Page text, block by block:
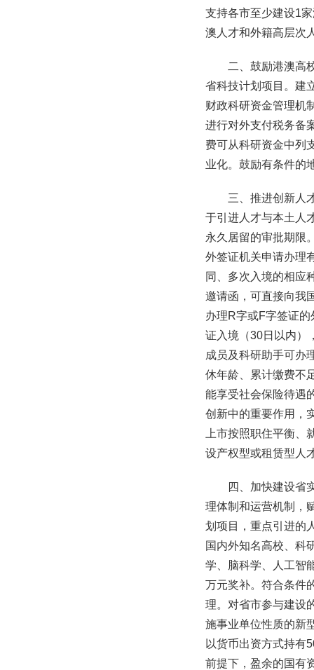
支持各市至少建设1
澳人才和外籍高层次
二、鼓励港澳高
省科技计划项目。建
财政科研资金管理机
进行对外支付税务备
费可从科研资金中列
业化。鼓励有条件的
三、推进创新人
于引进人才与本土人
永久居留的审批期限
外签证机关申请办理
同、多次入境的相应
邀请函，可直接向我
办理R字或F字签证
证入境（30日以内）
成员及科研助手可办
休年龄、累计缴费不
能享受社会保险待遇
创新中的重要作用，
上市按照职住平衡
设产权型或租赁型人
四、加快建设省
理体制和运营机制，
划项目，重点引进的
国内外知名高校、科
学、脑科学、人工智
万元奖补。符合条件
理。对省市参与建设
施事业单位性质的新
以货币出资方式持有
前提下，盈余的国有